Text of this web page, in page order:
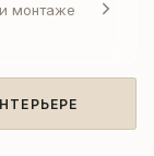
монтаже